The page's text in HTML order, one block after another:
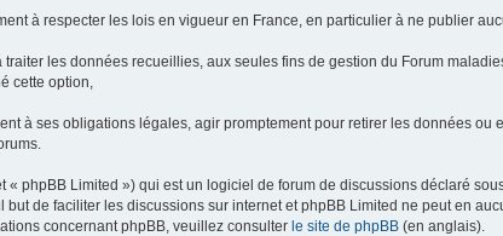
à respecter les lois en vigueur en France, en particulier à ne publier
les données recueillies, aux seules fins de gestion du Forum
cette option,
à ses obligations légales, agir promptement pour retirer les données ou
phpBB Limited ») qui est un logiciel de forum de discussions déclaré
de faciliter les discussions sur internet et phpBB Limited ne peut en
concernant phpBB, veuillez consulter le site de phpBB (en anglais).